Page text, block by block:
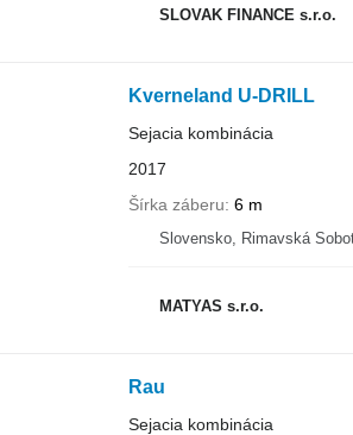
SLOVAK FINANCE s.r.o.
Kverneland U-DRILL
Sejacia kombinácia
2017
Šírka záberu 6 m
Slovensko, Rimavská
MATYAS s.r.o.
Rau
Sejacia kombinácia